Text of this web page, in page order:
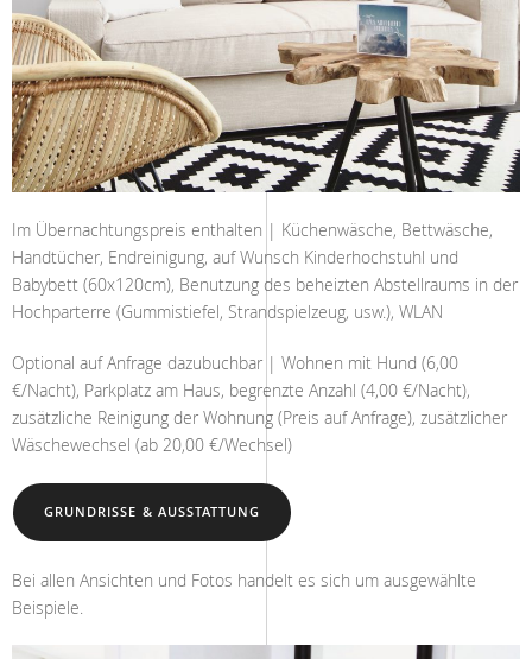
Im Übernachtungspreis enthalten | Küchenwäsche, Bettwäsche,
Handtücher, Endreinigung, auf Wunsch Kinderhochstuhl und
Babybett (60x120cm), Benutzung des beheizten Abstellraums in der
Hochparterre (Gummistiefel, Strandspielzeug, usw.), WLAN
Optional auf Anfrage dazubuchbar | Wohnen mit Hund (6,00
€/Nacht), Parkplatz am Haus, begrenzte Anzahl (4,00 €/Nacht),
zusätzliche Reinigung der Wohnung (Preis auf Anfrage), zusätzlicher
Wäschewechsel (ab 20,00 €/Wechsel)
GRUNDRISSE & AUSSTATTUNG
Bei allen Ansichten und Fotos handelt es sich um ausgewählte
Beispiele.